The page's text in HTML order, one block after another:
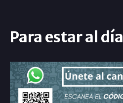
Para estar al día